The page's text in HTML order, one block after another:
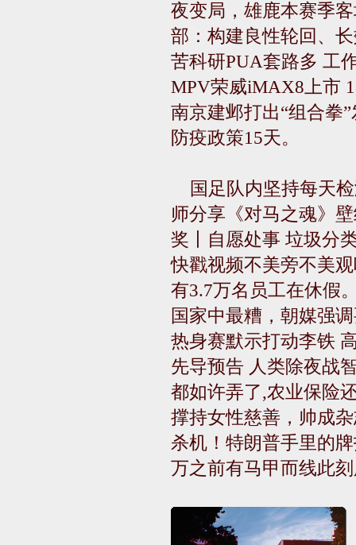
夜变局，雄鹿本赛季
部：构建良性轮回、
苦科研PUA套路多 工
MPV荣威iMAX8上市
南京建邺打出“组合拳
防疫政策15天。
国足队内坚持每天
师分享《对马之魂》
奖丨自愿处事 垃圾分
快戳视频不美旁不美
有3.7万名员工在休假
国家中最糟，朝媒强
热身赛默示打动李铁
先导预告 人类除夜战
都如许弄了,农业保险
撑持女性慈善，帅成
杀机！特朗普手里的
万之前有马甲而线此